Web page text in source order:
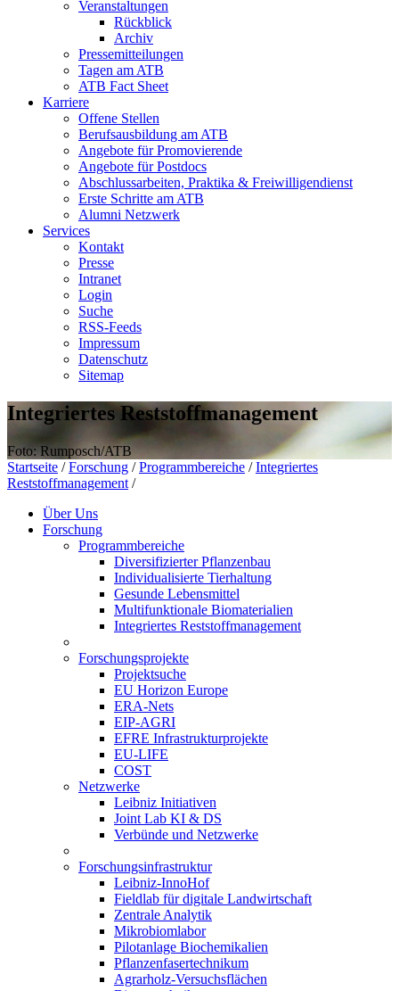
Veranstaltungen
Rückblick
Archiv
Pressemitteilungen
Tagen am ATB
ATB Fact Sheet
Karriere
Offene Stellen
Berufsausbildung am ATB
Angebote für Promovierende
Angebote für Postdocs
Abschlussarbeiten, Praktika & Freiwilligendienst
Erste Schritte am ATB
Alumni Netzwerk
Services
Kontakt
Presse
Intranet
Login
Suche
RSS-Feeds
Impressum
Datenschutz
Sitemap
Integriertes Reststoffmanagement
Foto: Rumposch/ATB
Startseite / Forschung / Programmbereiche / Integriertes
Reststoffmanagement /
Über Uns
Forschung
Programmbereiche
Diversifizierter Pflanzenbau
Individualisierte Tierhaltung
Gesunde Lebensmittel
Multifunktionale Biomaterialien
Integriertes Reststoffmanagement
Forschungsprojekte
Projektsuche
EU Horizon Europe
ERA-Nets
EIP-AGRI
EFRE Infrastrukturprojekte
EU-LIFE
COST
Netzwerke
Leibniz Initiativen
Joint Lab KI & DS
Verbünde und Netzwerke
Forschungsinfrastruktur
Leibniz-InnoHof
Fieldlab für digitale Landwirtschaft
Zentrale Analytik
Mikrobiomlabor
Pilotanlage Biochemikalien
Pflanzenfasertechnikum
Agrarholz-Versuchsflächen